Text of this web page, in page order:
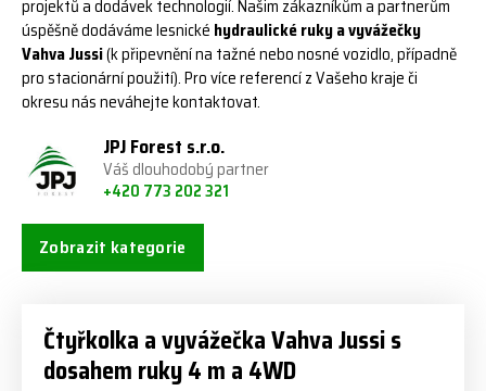
projektů a dodávek technologií. Našim zákazníkům a partnerům
úspěšně dodáváme lesnické hydraulické ruky a vyvážečky
Vahva Jussi(k připevnění na tažné nebo nosné vozidlo, případně
pro stacionární použití). Pro více referencí z Vašeho kraje či
okresu nás neváhejte kontaktovat.
JPJ Forest s.r.o.
Váš dlouhodobý partner
+420 773 202 321
Zobrazit kategorie
Čtyřkolka a vyvážečka Vahva Jussi s
dosahem ruky 4 m a 4WD